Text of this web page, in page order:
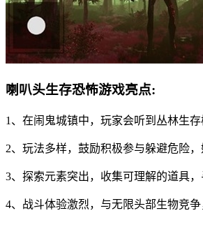
喇叭头生存恐怖游戏亮点:
1、在闹鬼城镇中，玩家会听到丛林生
2、玩法多样，鼓励积极参与躲避危险
3、探索元素突出，收集可理解的道具
4、战斗体验激烈，与无限头部生物竞